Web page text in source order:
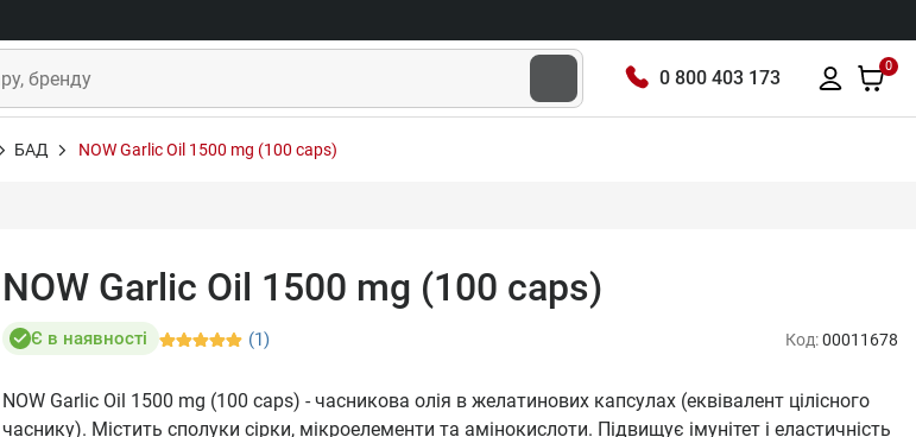
0 800 403 173
0
БАД NOW Garlic Oil 1500 mg (100 caps)
NOW Garlic Oil 1500 mg (100 caps)
Є в наявності (1) Код:00011678
NOW Garlic Oil 1500 mg (100 caps) - часникова олія в желатинових капсулах (еквівалент цілісного
часнику). Містить сполуки сірки, мікроелементи та амінокислоти. Підвищує імунітет і еластичність